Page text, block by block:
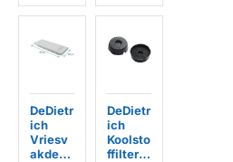
DeDietr
ich
Vriesv
akdeur
DeDietr
ich
Koolsto
ffilter